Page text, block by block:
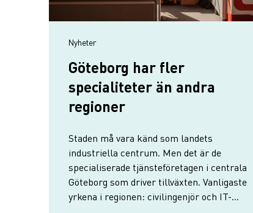
Nyheter
Göteborg har fler
specialiteter än andra
regioner
Staden må vara känd som landets
industriella centrum. Men det är de
specialiserade tjänsteföretagen i centrala
Göteborg som driver tillväxten. Vanligaste
yrkena i regionen: civilingenjör och IT-